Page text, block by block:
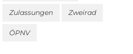
Zulassungen Zweirad
ÖPNV